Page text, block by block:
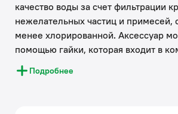
качество воды за счет фильтрации
нежелательных частиц и примесей,
менее хлорированной. Аксессуар
помощью гайки, которая входит в
подходит для комплектации новых
изношенных элементов смесителей.
Подробнее